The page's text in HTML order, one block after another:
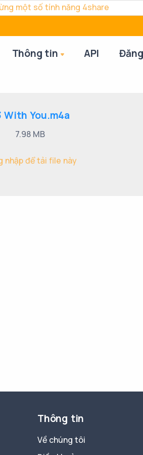
một số tính năng 4share
Thông tin API
With You.m4a
7.98 MB
nhập để tải file này
Thông tin
Về chúng tôi